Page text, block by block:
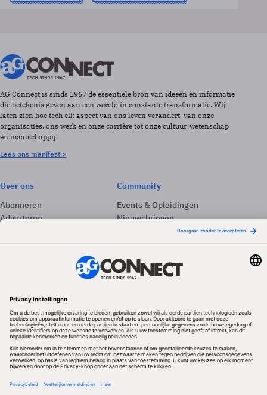
AG Connect is sinds 1967 de essentiële bron van ideeën en informatie
die betekenis geven aan een wereld in constante transformatie. Wij
laten zien hoe tech elk aspect van ons leven verandert, van onze
organisaties, ons werk en onze carrière tot onze cultuur, wetenschap
en maatschappij.
Lees ons manifest >
Over ons
Abonneren
Adverteren
Community
Events & Opleidingen
Nieuwsbrieven
Volg ons
Redactionele partner